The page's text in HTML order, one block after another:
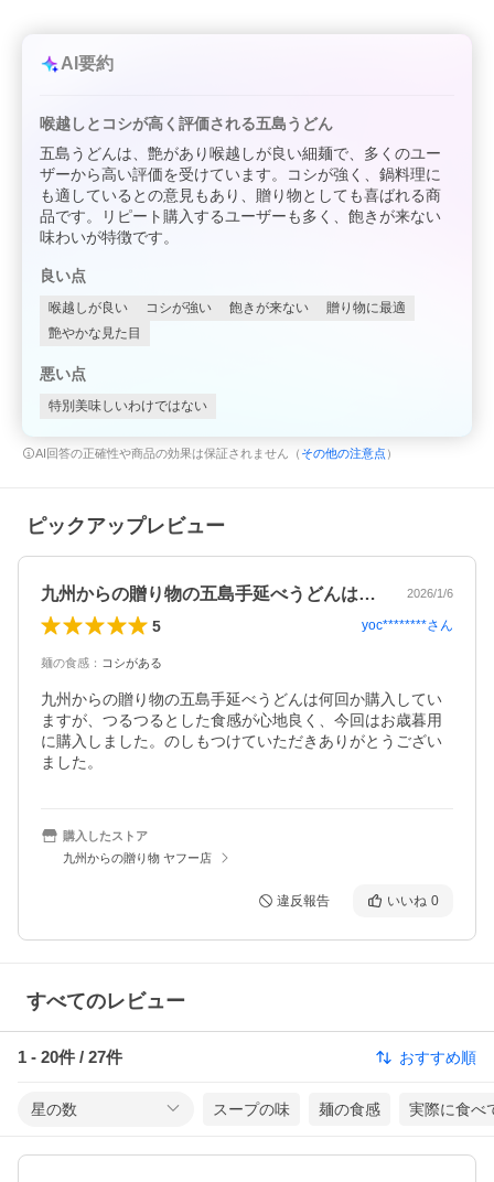
AI要約
喉越しとコシが高く評価される五島うどん
五島うどんは、艶があり喉越しが良い細麺で、多くのユー
ザーから高い評価を受けています。コシが強く、鍋料理に
も適しているとの意見もあり、贈り物としても喜ばれる商
品です。リピート購入するユーザーも多く、飽きが来ない
味わいが特徴です。
良い点
喉越しが良い コシが強い 飽きが来ない
贈り物に最適
艶やかな見た目
悪い点
特別美味しいわけではない
AI回答の正確性や商品の効果は保証されません（ その他の注意点 ）
ピックアップレビュー
九州からの贈り物の五島手延べうどんは何… 2026/1/6
5 yoc********さん
麺の食感 ： コシがある
九州からの贈り物の五島手延べうどんは何回か購入してい
ますが、つるつるとした食感が心地良く、今回はお歳暮用
に購入しました。のしもつけていただきありがとうござい
ました。
購入したストア
九州からの贈り物 ヤフー店
違反報告 いいね 0
すべてのレビュー
1 - 20件 / 27件 おすすめ順
星の数 スープの味 麺の食感 実際に食べ